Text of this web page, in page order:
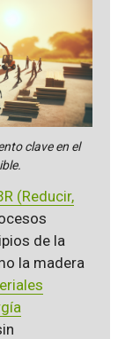
clave en el
(Reducir,
de la
la madera